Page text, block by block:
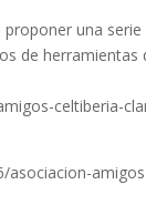
una
de
celtiberia-